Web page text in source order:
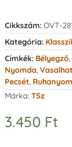
Cikkszám: OVT-
Kategória:
Címkék: Bélyegző
Nyomda
Pecsét
Márka: TSz
3.450 Ft